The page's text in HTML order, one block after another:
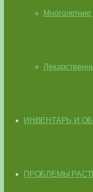
Многолетние
ИНВЕНТАРЬ И
ПРОБЛЕМЫ